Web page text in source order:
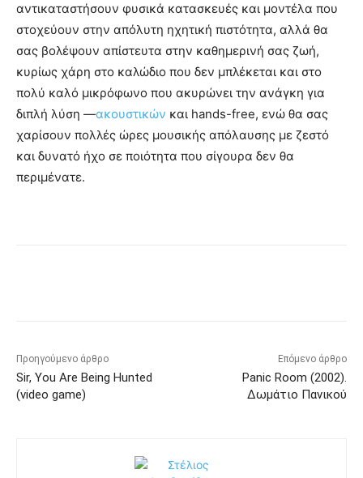
αντικαταστήσουν φυσικά κατασκευές και μοντέλα που
στοχεύουν στην απόλυτη ηχητική πιστότητα, αλλά θα
σας βολέψουν απίστευτα στην καθημερινή σας ζωή,
κυρίως χάρη στο καλώδιο που δεν μπλέκεται και στο
πολύ καλό μικρόφωνο που ακυρώνει την ανάγκη για
διπλή λύση ―ακουστικών και hands-free, ενώ θα σας
χαρίσουν πολλές ώρες μουσικής απόλαυσης με ζεστό
και δυνατό ήχο σε ποιότητα που σίγουρα δεν θα
περιμένατε.
Προηγούμενο άρθρο
Sir, You Are Being Hunted
(video game)
Επόμενο άρθρο
Panic Room (2002).
Δωμάτιο Πανικού